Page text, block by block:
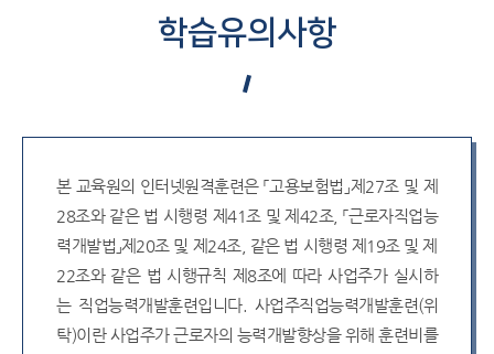
학습유의사항
본 교육원의 인터넷원격훈련은 「고용보험법」제27조 및 제
28조와 같은 법 시행령 제41조 및 제42조, 「근로자직업능
력개발법」제20조 및 제24조, 같은 법 시행령 제19조 및 제
22조와 같은 법 시행규칙 제8조에 따라 사업주가 실시하
는 직업능력개발훈련입니다. 사업주직업능력개발훈련(위
탁)이란 사업주가 근로자의 능력개발향상을 위해 훈련비를